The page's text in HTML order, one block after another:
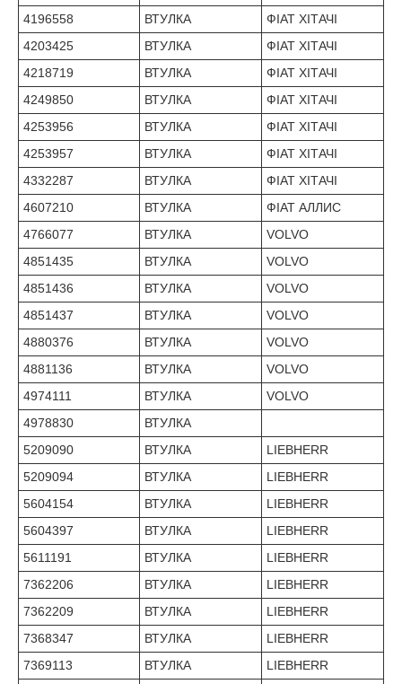
4196558
ВТУЛКА
ФІАТ ХІТАЧІ
4203425
ВТУЛКА
ФІАТ ХІТАЧІ
4218719
ВТУЛКА
ФІАТ ХІТАЧІ
4249850
ВТУЛКА
ФІАТ ХІТАЧІ
4253956
ВТУЛКА
ФІАТ ХІТАЧІ
4253957
ВТУЛКА
ФІАТ ХІТАЧІ
4332287
ВТУЛКА
ФІАТ ХІТАЧІ
4607210
ВТУЛКА
ФІАТ АЛЛИС
4766077
ВТУЛКА
VOLVO
4851435
ВТУЛКА
VOLVO
4851436
ВТУЛКА
VOLVO
4851437
ВТУЛКА
VOLVO
4880376
ВТУЛКА
VOLVO
4881136
ВТУЛКА
VOLVO
4974111
ВТУЛКА
VOLVO
4978830
ВТУЛКА
5209090
ВТУЛКА
LIEBHERR
5209094
ВТУЛКА
LIEBHERR
5604154
ВТУЛКА
LIEBHERR
5604397
ВТУЛКА
LIEBHERR
5611191
ВТУЛКА
LIEBHERR
7362206
ВТУЛКА
LIEBHERR
7362209
ВТУЛКА
LIEBHERR
7368347
ВТУЛКА
LIEBHERR
7369113
ВТУЛКА
LIEBHERR